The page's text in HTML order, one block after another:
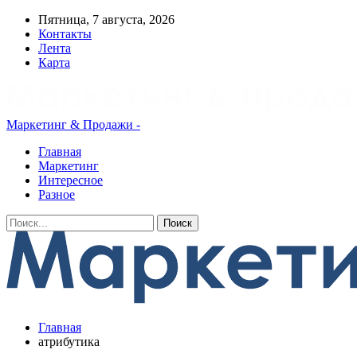
Пятница, 7 августа, 2026
Контакты
Лента
Карта
Маркетинг & Продажи -
Главная
Маркетинг
Интересное
Разное
Главная
aтрибутика